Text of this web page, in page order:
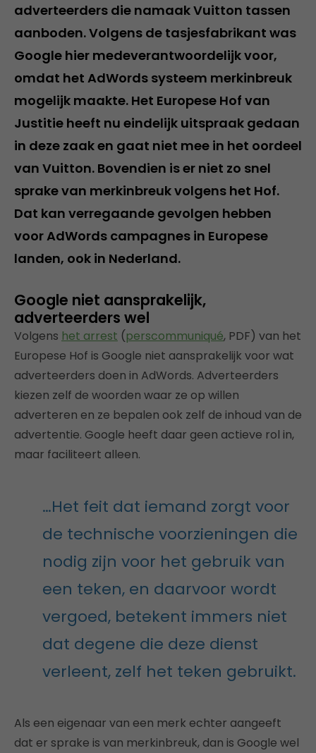
adverteerders die namaak Vuitton tassen
aanboden. Volgens de tasjesfabrikant was
Google hier medeverantwoordelijk voor,
omdat het AdWords systeem merkinbreuk
mogelijk maakte. Het Europese Hof van
Justitie heeft nu eindelijk uitspraak gedaan
in deze zaak en gaat niet mee in het oordeel
van Vuitton. Bovendien is er niet zo snel
sprake van merkinbreuk volgens het Hof.
Dat kan verregaande gevolgen hebben
voor AdWords campagnes in Europese
landen, ook in Nederland.
Google niet aansprakelijk,
adverteerders wel
Volgens het arrest (perscommuniqué, PDF) van het
Europese Hof is Google niet aansprakelijk voor wat
adverteerders doen in AdWords. Adverteerders
kiezen zelf de woorden waar ze op willen
adverteren en ze bepalen ook zelf de inhoud van de
advertentie. Google heeft daar geen actieve rol in,
maar faciliteert alleen.
…Het feit dat iemand zorgt voor
de technische voorzieningen die
nodig zijn voor het gebruik van
een teken, en daarvoor wordt
vergoed, betekent immers niet
dat degene die deze dienst
verleent, zelf het teken gebruikt.
Als een eigenaar van een merk echter aangeeft
dat er sprake is van merkinbreuk, dan is Google wel